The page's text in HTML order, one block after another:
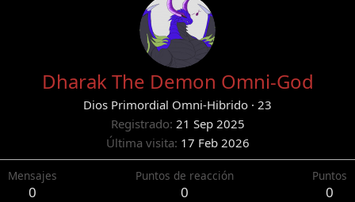
Dharak The Demon Omni-God
Dios Primordial Omni-Hibrido · 23
Registrado 21 Sep 2025
Última visita 17 Feb 2026
Mensajes
0
Puntos de reacción
0
Puntos
0